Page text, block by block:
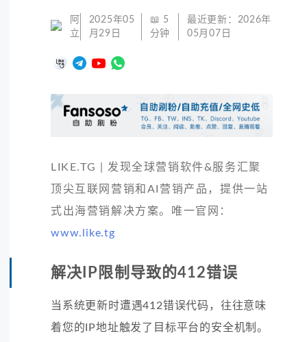
阿
立
2025年05
月29日
📖 5
分钟
最近更新： 2026年
05月07日
LIKE.TG | 发现全球营销软件&服务汇聚
顶尖互联网营销和AI营销产品，提供一站
式出海营销解决方案。唯一官网：
www.like.tg
解决IP限制导致的412错误
当系统更新时遭遇412错误代码，往往意味
着您的IP地址触发了目标平台的安全机制。